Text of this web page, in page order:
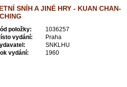
SNÍH A JINÉ HRY - KUAN CHAN-
položky:
1036257
vydání:
Praha
SNKLHU
vydání:
1960